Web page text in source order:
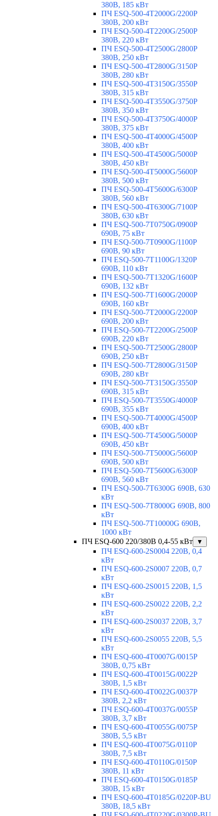
380В, 185 кВт
ПЧ ESQ-500-4T2000G/2200P
380В, 200 кВт
ПЧ ESQ-500-4T2200G/2500P
380В, 220 кВт
ПЧ ESQ-500-4T2500G/2800P
380В, 250 кВт
ПЧ ESQ-500-4T2800G/3150P
380В, 280 кВт
ПЧ ESQ-500-4T3150G/3550P
380В, 315 кВт
ПЧ ESQ-500-4T3550G/3750P
380В, 350 кВт
ПЧ ESQ-500-4T3750G/4000P
380В, 375 кВт
ПЧ ESQ-500-4T4000G/4500P
380В, 400 кВт
ПЧ ESQ-500-4T4500G/5000P
380В, 450 кВт
ПЧ ESQ-500-4T5000G/5600P
380В, 500 кВт
ПЧ ESQ-500-4T5600G/6300P
380В, 560 кВт
ПЧ ESQ-500-4T6300G/7100P
380В, 630 кВт
ПЧ ESQ-500-7T0750G/0900P
690В, 75 кВт
ПЧ ESQ-500-7T0900G/1100P
690В, 90 кВт
ПЧ ESQ-500-7T1100G/1320P
690В, 110 кВт
ПЧ ESQ-500-7T1320G/1600P
690В, 132 кВт
ПЧ ESQ-500-7T1600G/2000P
690В, 160 кВт
ПЧ ESQ-500-7T2000G/2200P
690В, 200 кВт
ПЧ ESQ-500-7T2200G/2500P
690В, 220 кВт
ПЧ ESQ-500-7T2500G/2800P
690В, 250 кВт
ПЧ ESQ-500-7T2800G/3150P
690В, 280 кВт
ПЧ ESQ-500-7T3150G/3550P
690В, 315 кВт
ПЧ ESQ-500-7T3550G/4000P
690В, 355 кВт
ПЧ ESQ-500-7T4000G/4500P
690В, 400 кВт
ПЧ ESQ-500-7T4500G/5000P
690В, 450 кВт
ПЧ ESQ-500-7T5000G/5600P
690В, 500 кВт
ПЧ ESQ-500-7T5600G/6300P
690В, 560 кВт
ПЧ ESQ-500-7T6300G 690В, 630
кВт
ПЧ ESQ-500-7T8000G 690В, 800
кВт
ПЧ ESQ-500-7T10000G 690В,
1000 кВт
ПЧ ESQ-600 220/380В 0,4-55 кВт
▼
ПЧ ESQ-600-2S0004 220В, 0,4
кВт
ПЧ ESQ-600-2S0007 220В, 0,7
кВт
ПЧ ESQ-600-2S0015 220В, 1,5
кВт
ПЧ ESQ-600-2S0022 220В, 2,2
кВт
ПЧ ESQ-600-2S0037 220В, 3,7
кВт
ПЧ ESQ-600-2S0055 220В, 5,5
кВт
ПЧ ESQ-600-4T0007G/0015P
380В, 0,75 кВт
ПЧ ESQ-600-4T0015G/0022P
380В, 1,5 кВт
ПЧ ESQ-600-4T0022G/0037P
380В, 2,2 кВт
ПЧ ESQ-600-4T0037G/0055P
380В, 3,7 кВт
ПЧ ESQ-600-4T0055G/0075P
380В, 5,5 кВт
ПЧ ESQ-600-4T0075G/0110P
380В, 7,5 кВт
ПЧ ESQ-600-4T0110G/0150P
380В, 11 кВт
ПЧ ESQ-600-4T0150G/0185P
380В, 15 кВт
ПЧ ESQ-600-4T0185G/0220P-BU
380В, 18,5 кВт